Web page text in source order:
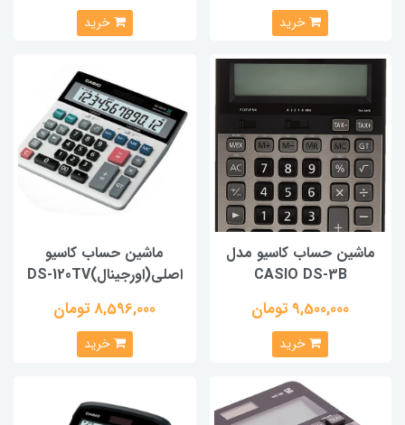
خرید خرید
ماشین حساب کاسیو مدل
CASIO DS-3B
9,500,000 تومان
خرید
ماشین حساب کاسیو
اصلی(اورجینال)DS-120TV
8,596,000 تومان
خرید